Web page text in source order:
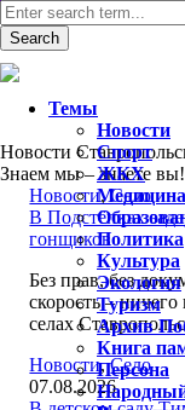
Новости
Знаем мы – знаете вы!
Новости,Село
В Подстёпках
гонщиков
Без прав, без
скорость –
селах
Новости,Село
07.08.2026
Темы
Новости
Спорт
ЖКХ
Медицина
Политика
Культура
Экология
Туризм
Архив
Книга
Персона